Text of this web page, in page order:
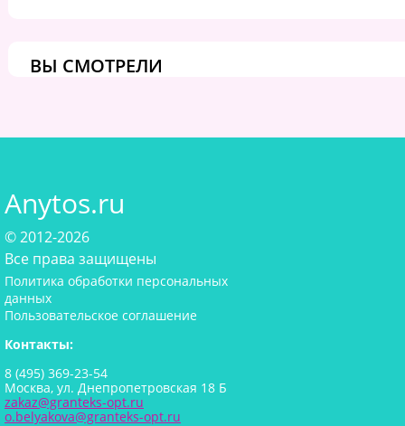
ВЫ СМОТРЕЛИ
Anytos.ru
© 2012-2026
Все права защищены
Политика обработки персональных
данных
Пользовательское соглашение
Контакты:
8 (495) 369-23-54
Москва, ул. Днепропетровская 18 Б
zakaz@granteks-opt.ru
o.belyakova@granteks-opt.ru